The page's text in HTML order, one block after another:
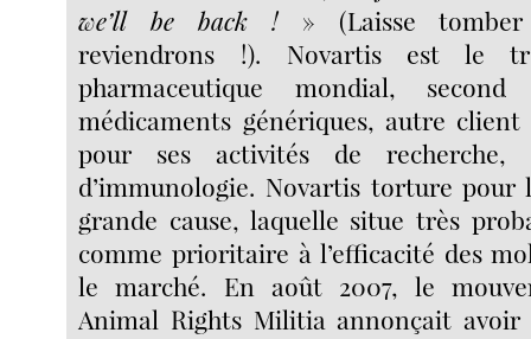
we’ll be back !» (Laisse
reviendrons !). Novartis est le
pharmaceutique mondial,
médicaments génériques, autre
pour ses activités de recherche,
d’immunologie. Novartis torture pour
grande cause, laquelle situe très
comme prioritaire à l’efficacité des
le marché. En août 2007, le
Animal Rights Militia annonçait avoir